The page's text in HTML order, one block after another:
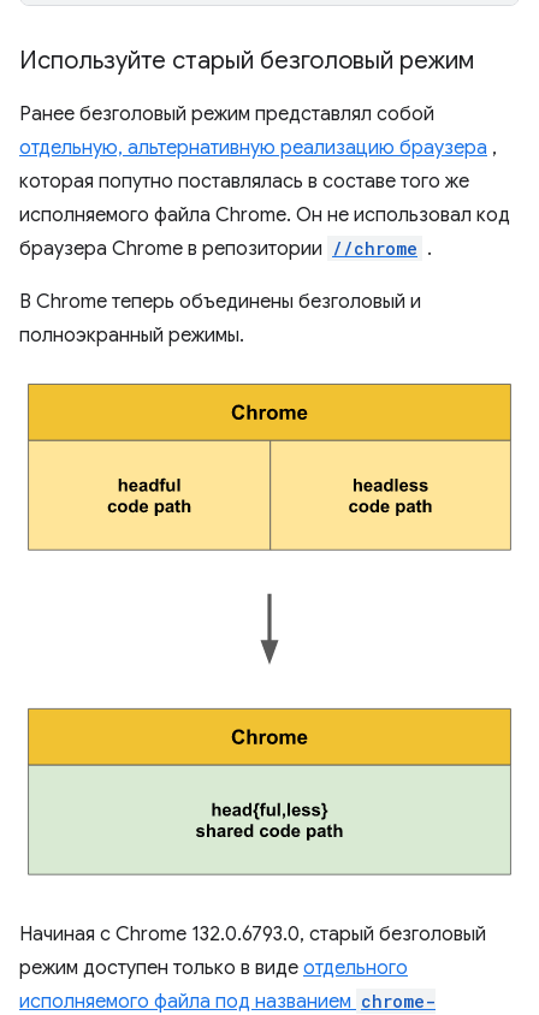
Используйте старый безголовый режим
Ранее безголовый режим представлял собой
отдельную, альтернативную реализацию браузера ,
которая попутно поставлялась в составе того же
исполняемого файла Chrome. Он не использовал код
браузера Chrome в репозитории //chrome .
В Chrome теперь объединены безголовый и
полноэкранный режимы.
Начиная с Chrome 132.0.6793.0, старый безголовый
режим доступен только в виде отдельного
исполняемого файла под названием chrome-